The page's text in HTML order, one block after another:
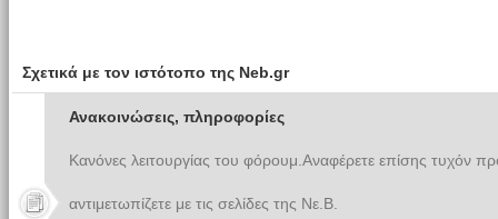
Σχετικά με τον ιστότοπο της Neb.gr
Ανακοινώσεις, πληροφορίες
Κανόνες λειτουργίας του φόρουμ.Αναφέρετε επίσης τυχόν
αντιμετωπίζετε με τις σελίδες της Νε.Β.